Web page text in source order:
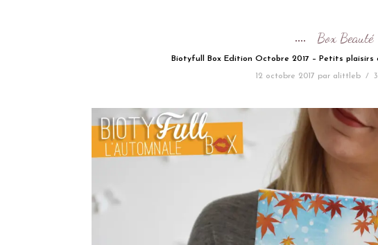
Box Beauté
Biotyfull Box Edition Octobre 2017 – Petits plaisirs
12 octobre 2017 par alittleb /